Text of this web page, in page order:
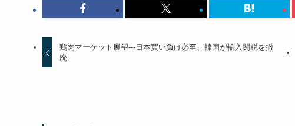
鶏肉マーケット展望---日本買い負け必至、韓国が輸入関税を撤
廃